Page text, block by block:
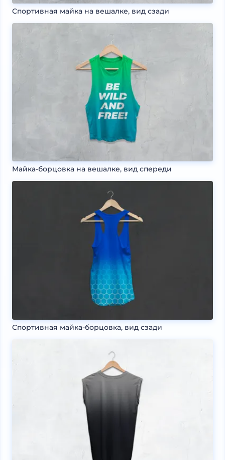
Спортивная майка на вешалке, вид сзади
Майка-борцовка на вешалке, вид спереди
Спортивная майка-борцовка, вид сзади